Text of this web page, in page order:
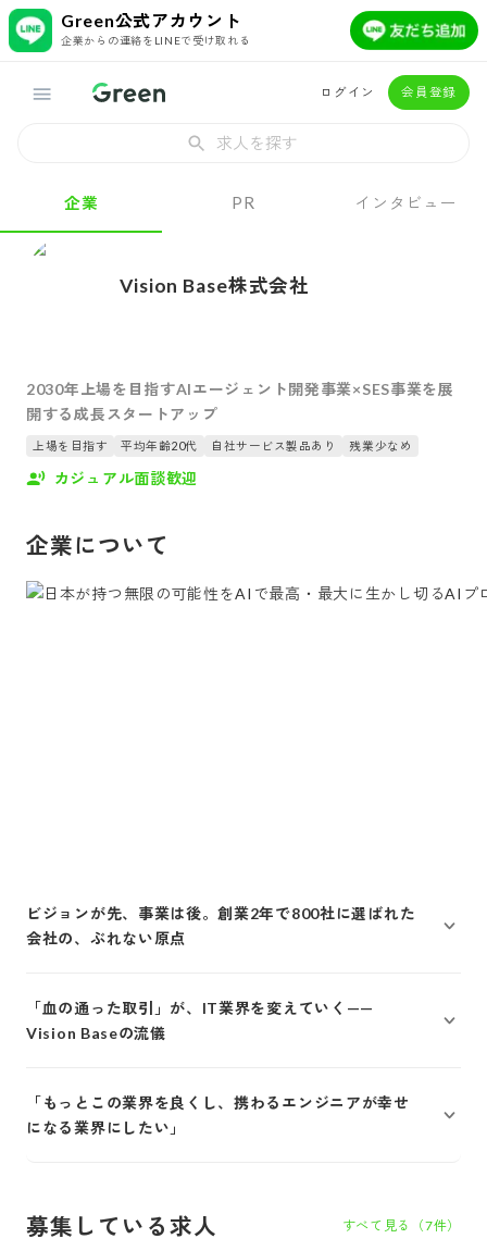
Green公式アカウント
企業からの連絡をLINEで受け取れる
ログイン 会員登録
求人を探す
企業 PR インタビュー
Vision Base株式会社
2030年上場を目指すAIエージェント開発事業×SES事業を展
開する成長スタートアップ
上場を目指す 平均年齢20代 自社サービス製品あり 残業少なめ
カジュアル面談歓迎
企業について
ビジョンが先、事業は後。創業2年で800社に選ばれた
会社の、ぶれない原点
「血の通った取引」が、IT業界を変えていく——
Vision Baseの流儀
「もっとこの業界を良くし、携わるエンジニアが幸せ
になる業界にしたい」
募集している求人 すべて見る（7件）